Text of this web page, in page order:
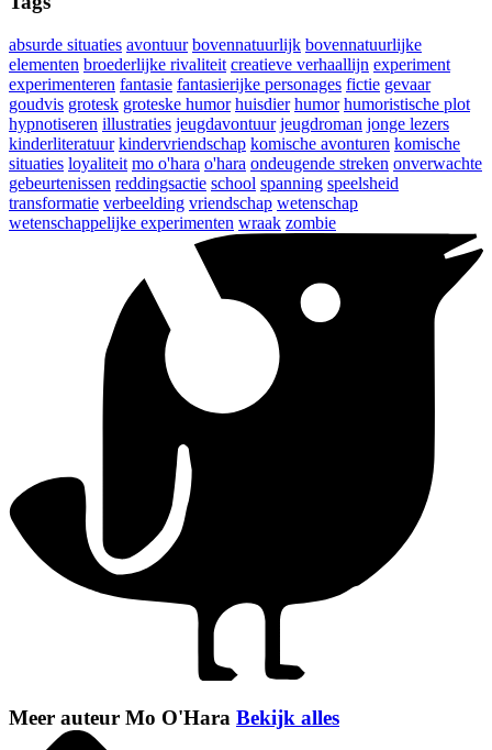
absurde situaties avontuur bovennatuurlijk bovennatuurlijke
elementen broederlijke rivaliteit creatieve verhaallijn experiment
experimenteren fantasie fantasierijke personages fictie gevaar
goudvis grotesk groteske humor huisdier humor humoristische plot
hypnotiseren illustraties jeugdavontuur jeugdroman jonge lezers
kinderliteratuur kindervriendschap komische avonturen komische
situaties loyaliteit mo o'hara o'hara ondeugende streken onverwachte
gebeurtenissen reddingsactie school spanning speelsheid
transformatie verbeelding vriendschap wetenschap
wetenschappelijke experimenten wraak zombie
Meer auteur Mo O'Hara Bekijk alles